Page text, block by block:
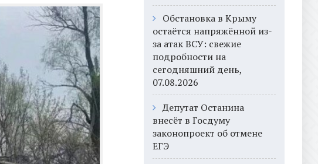
Обстановка в Крыму
остаётся напряжённой из-
за атак ВСУ: свежие
подробности на
сегодняшний день,
07.08.2026
Депутат Останина
внесёт в Госдуму
законопроект об отмене
ЕГЭ